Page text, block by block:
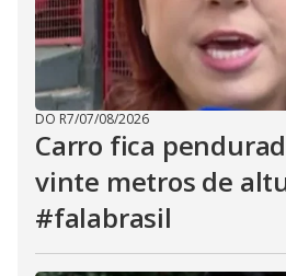
DO R7/07/08/2026
Carro fica
vinte metros de
#falabrasil